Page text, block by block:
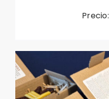
Precio: